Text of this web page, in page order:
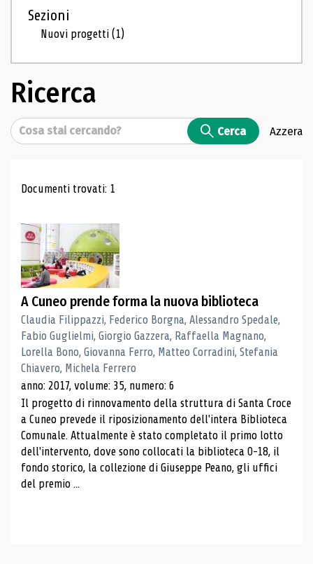
Sezioni
Nuovi progetti(1)
Ricerca
Cerca Cerca Azzera
Risultati di ricerca
Documenti trovati: 1
A Cuneo prende forma la nuova biblioteca
Claudia Filippazzi, Federico Borgna, Alessandro Spedale,
Fabio Guglielmi, Giorgio Gazzera, Raffaella Magnano,
Lorella Bono, Giovanna Ferro, Matteo Corradini, Stefania
Chiavero, Michela Ferrero
anno: 2017, volume: 35, numero: 6
Il progetto di rinnovamento della struttura di Santa Croce
a Cuneo prevede il riposizionamento dell'intera Biblioteca
Comunale. Attualmente è stato completato il primo lotto
dell'intervento, dove sono collocati la biblioteca 0-18, il
fondo storico, la collezione di Giuseppe Peano, gli uffici
del premio ...